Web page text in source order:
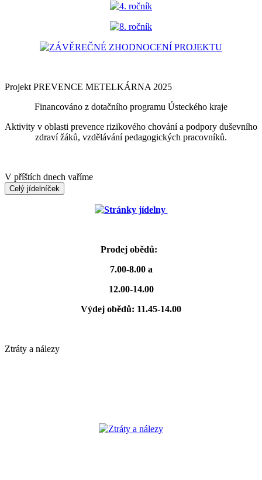
4. ročník
8. ročník
ZÁVĚREČNÉ ZHODNOCENÍ PROJEKTU
Projekt PREVENCE METELKÁRNA 2025
Financováno z dotačního programu Ústeckého kraje
Aktivity v oblasti prevence rizikového chování a podpory duševního
zdraví žáků, vzdělávání pedagogických pracovníků.
V příštích dnech vaříme
Celý jídelníček
Stránky jídelny
Prodej obědů:
7.00-8.00 a
12.00-14.00
Výdej obědů: 11.45-14.00
Ztráty a nálezy
Ztráty a nálezy